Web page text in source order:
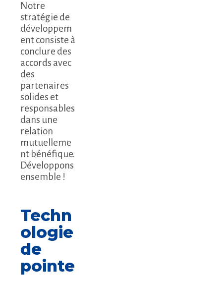
Notre
stratégie de
développem
ent consiste à
conclure des
accords avec
des
partenaires
solides et
responsables
dans une
relation
mutuelleme
nt bénéfique.
Développons
ensemble !
Techn
ologie
de
pointe